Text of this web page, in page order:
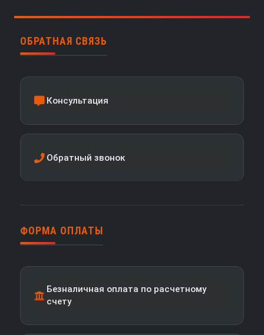
ОБРАТНАЯ СВЯЗЬ
Консультация
Обратный звонок
ФОРМА ОПЛАТЫ
Безналичная оплата по расчетному
счету